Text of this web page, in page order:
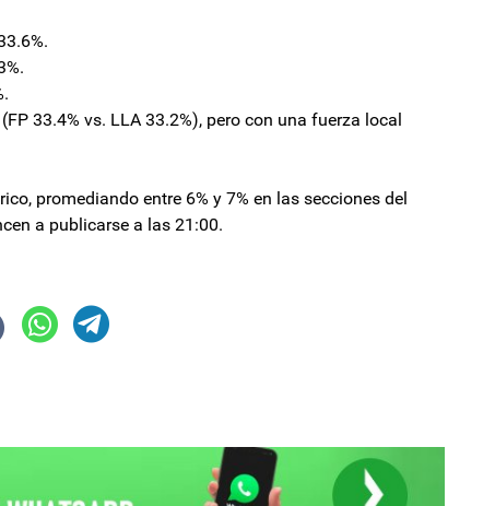
33.4% vs. LLA 33.2%), pero con una fuerza local
promediando entre 6% y 7% en las secciones del
a publicarse a las 21:00.
y llamó a "defender el bolsillo de la gente"
gente tiene que venir a votar"